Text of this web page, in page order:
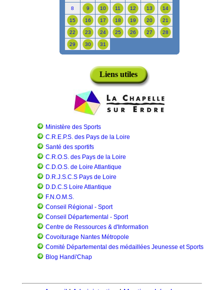
8 9 10 11 12 13 14
15 16 17 18 19 20 21
22 23 24 25 26 27 28
29 30 31
Liens utiles
Ministère des Sports
C.R.E.P.S. des Pays de la Loire
Santé des sportifs
C.R.O.S. des Pays de la Loire
C.D.O.S. de Loire Atlantique
D.R.J.S.C.S Pays de Loire
D.D.C.S Loire Atlantique
F.N.O.M.S.
Conseil Régional - Sport
Conseil Départemental - Sport
Centre de Ressources & d'Information
Covoiturage Nantes Métropole
Comité Départemental des médaillées Jeunesse et Sports
Blog Handi'Chap